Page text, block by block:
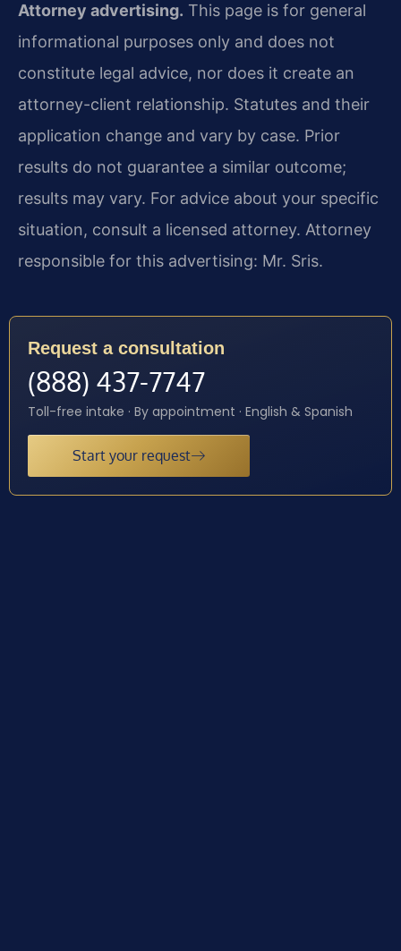
Attorney advertising. This page is for general
informational purposes only and does not
constitute legal advice, nor does it create an
attorney-client relationship. Statutes and their
application change and vary by case. Prior
results do not guarantee a similar outcome;
results may vary. For advice about your specific
situation, consult a licensed attorney. Attorney
responsible for this advertising: Mr. Sris.
Request a consultation
(888) 437-7747
Toll-free intake · By appointment · English & Spanish
Start your request